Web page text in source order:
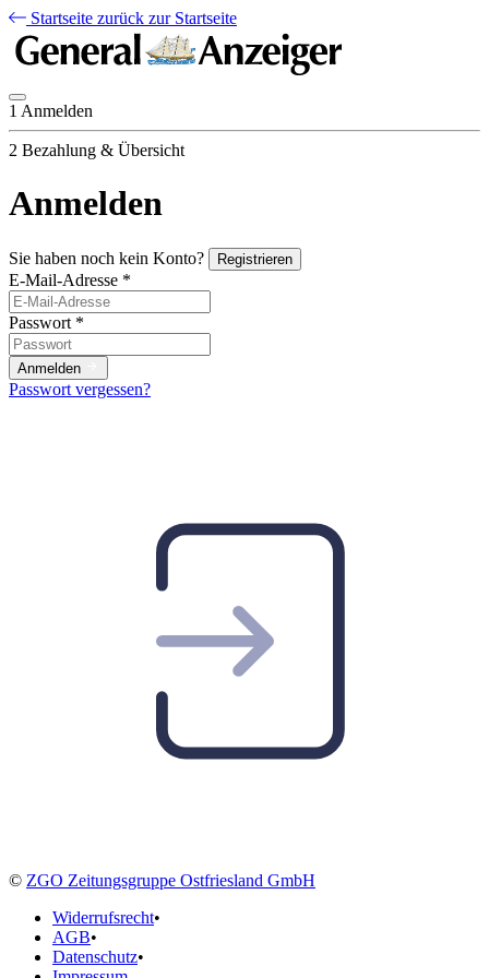
Startseite zurück zur Startseite
1 Anmelden
2 Bezahlung & Übersicht
Anmelden
Sie haben noch kein Konto? Registrieren
E-Mail-Adresse *
Passwort *
Anmelden
Passwort vergessen?
© ZGO Zeitungsgruppe Ostfriesland GmbH
Widerrufsrecht•
AGB•
Datenschutz•